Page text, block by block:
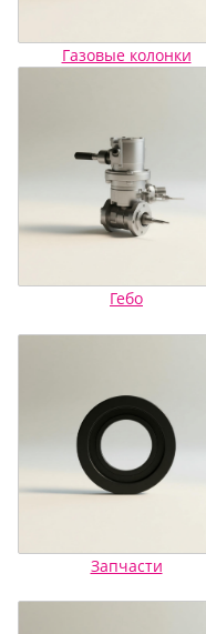
Газовые колонки
Гебо
Запчасти